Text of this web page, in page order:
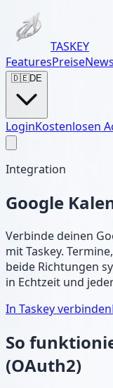
TASKEY
FeaturesPreiseNews
🇩🇪DE
LoginKostenlosen
Integration
Google
Verbinde deinen
mit Taskey.
beide Richtungen
in Echtzeit und
In Taskey verbinden
So
(OAuth2)